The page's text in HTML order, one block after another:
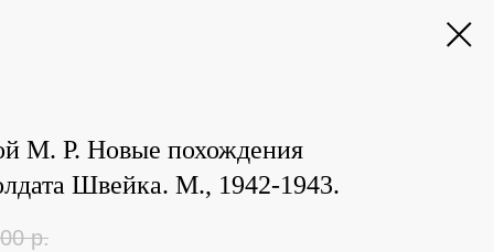
М. Р. Новые похождения
Швейка. М., 1942-1943.
р.